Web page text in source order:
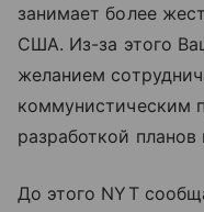
занимает более
США. Из-за этого
желанием
коммунистическим
разработкой
До этого NYT